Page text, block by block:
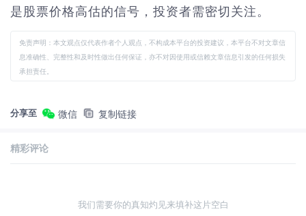
是股票价格高估的信号，投资者需密切关注。
免责声明：本文观点仅代表作者个人观点，不构成本平台的投资建议，本平台不对文章信
息准确性、完整性和及时性做出任何保证，亦不对因使用或信赖文章信息引发的任何损失
承担责任。
分享至 微信 复制链接
精彩评论
我们需要你的真知灼见来填补这片空白